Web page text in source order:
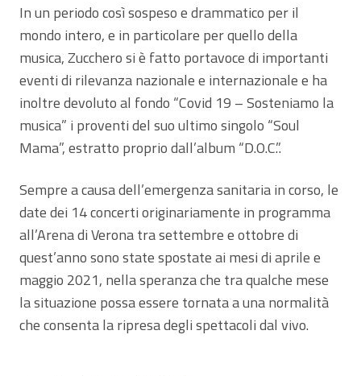
In un periodo così sospeso e drammatico per il
mondo intero, e in particolare per quello della
musica, Zucchero si è fatto portavoce di importanti
eventi di rilevanza nazionale e internazionale e ha
inoltre devoluto al fondo “Covid 19 – Sosteniamo la
musica” i proventi del suo ultimo singolo “Soul
Mama”, estratto proprio dall’album “D.O.C.”.
Sempre a causa dell’emergenza sanitaria in corso, le
date dei 14 concerti originariamente in programma
all’Arena di Verona tra settembre e ottobre di
quest’anno sono state spostate ai mesi di aprile e
maggio 2021, nella speranza che tra qualche mese
la situazione possa essere tornata a una normalità
che consenta la ripresa degli spettacoli dal vivo.